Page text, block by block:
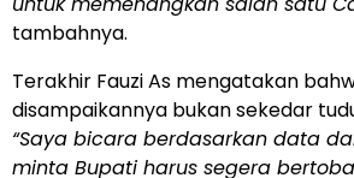
tambahnya.
Terakhir Fauzi As mengatakan
disampaikannya bukan sekedar
“Saya bicara berdasarkan data
minta Bupati harus segera